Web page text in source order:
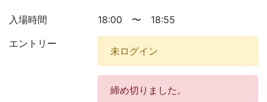
入場時間
18:00 〜 18:55
エントリー
未ログイン
締め切りました。